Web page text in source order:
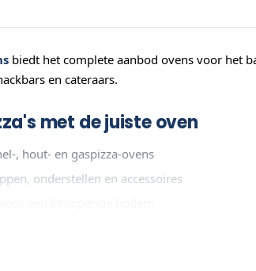
biedt het complete aanbod ovens voor het
en cateraars.
met de juiste oven
, hout- en gaspizza-ovens
onderstellen en accessoires
het complete pizza-oven-assortiment.